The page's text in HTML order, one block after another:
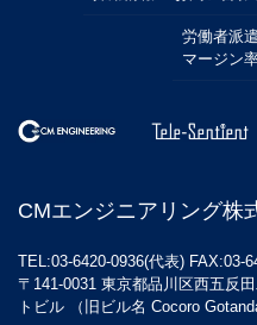
労働者派
マージン
CMエンジニアリング株
TEL:03-6420-0936(代表) FAX:03-
〒141-0031 東京都品川区西五反
トビル （旧ビル名 Cocoro